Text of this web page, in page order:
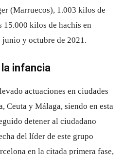
(Marruecos), 1.003 kilos de
15.000 kilos de hachís en
y octubre de 2021.
infancia
actuaciones en ciudades
Ceuta y Málaga, siendo en esta
detener al ciudadano
del líder de este grupo
en la citada primera fase,